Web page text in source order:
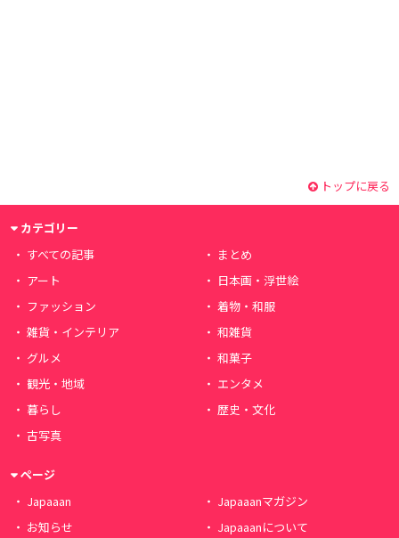
トップに戻る
カテゴリー
すべての記事
まとめ
アート
日本画・浮世絵
ファッション
着物・和服
雑貨・インテリア
和雑貨
グルメ
和菓子
観光・地域
エンタメ
暮らし
歴史・文化
古写真
ページ
Japaaan
Japaaanマガジン
お知らせ
Japaaanについて